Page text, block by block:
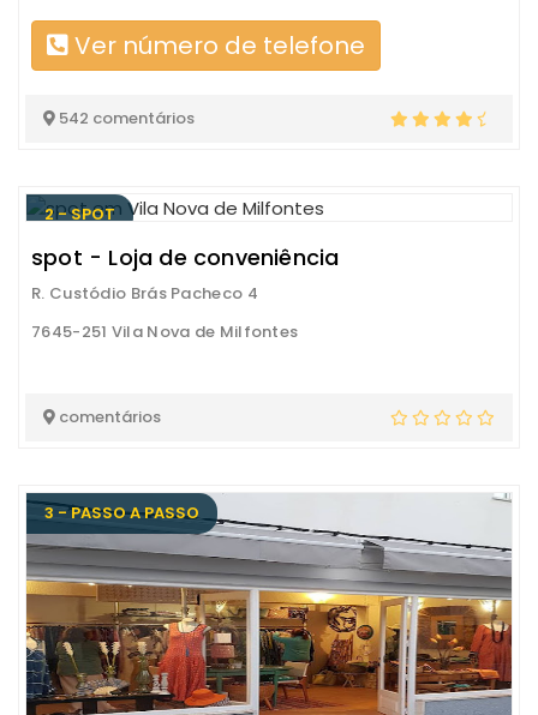
Ver número de telefone
542 comentários
2 - SPOT
spot - Loja de conveniência
R. Custódio Brás Pacheco 4
7645-251 Vila Nova de Milfontes
comentários
3 - PASSO A PASSO